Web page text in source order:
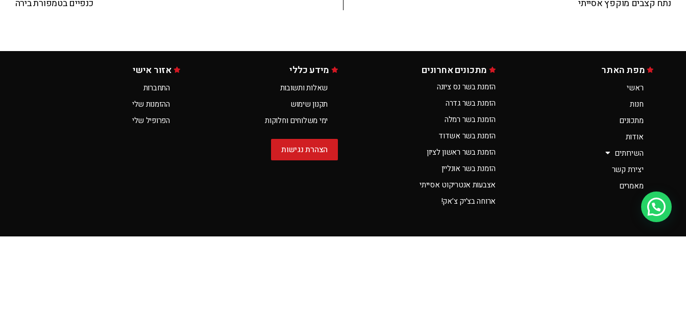
נתח קצבים מוקפץ אסייתי
כנפיים בטמפורת בירה
מפת האתר
ראשי
חנות
מתכונים
אודות
השירותים
יצירת קשר
מאמרים
מתכונים אחרונים
הזמנת בשר נס ציונה
הזמנת בשר גדרה
הזמנת בשר רמלה
הזמנת בשר אשדוד
הזמנת בשר ראשון לציון
הזמנת בשר אונליין
אצבעות אנטריקוט אסייתי
ארוחה בצ’יק צ’אק!
מידע כללי
שאלות ותשובות
תקנון שימוש
ימי משלוחים וחלוקות
הצהרת נגישות
אזור אישי
התחברות
ההזמנות שלי
הפרופיל שלי